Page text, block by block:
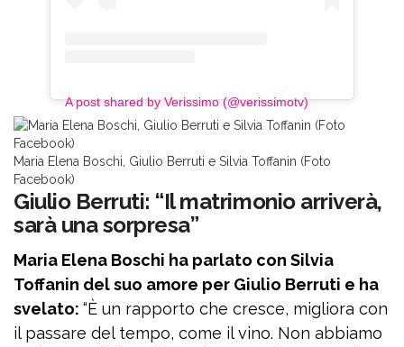
A post shared by Verissimo (@verissimotv)
Maria Elena Boschi, Giulio Berruti e Silvia Toffanin (Foto
Facebook)
Giulio Berruti: “Il matrimonio arriverà,
sarà una sorpresa”
Maria Elena Boschi ha parlato con Silvia
Toffanin del suo amore per Giulio Berruti e ha
svelato: “È un rapporto che cresce, migliora con
il passare del tempo, come il vino. Non abbiamo